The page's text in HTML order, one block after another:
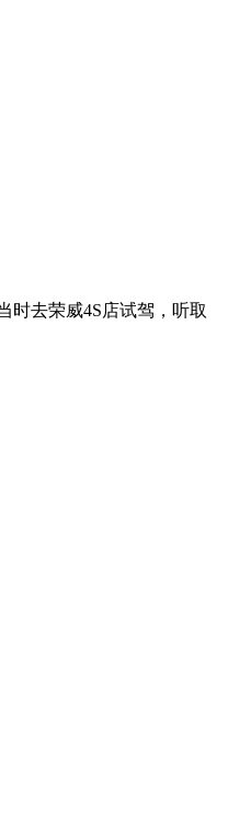
时去荣威4S店试驾，听取